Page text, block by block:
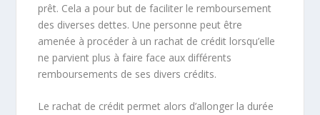
prêt. Cela a pour but de faciliter le remboursement
des diverses dettes. Une personne peut être
amenée à procéder à un rachat de crédit lorsqu’elle
ne parvient plus à faire face aux différents
remboursements de ses divers crédits.
Le rachat de crédit permet alors d’allonger la durée